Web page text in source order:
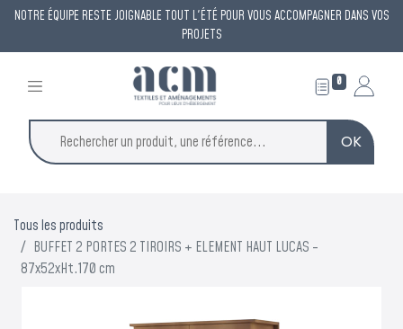
NOTRE ÉQUIPE RESTE JOIGNABLE TOUT L'ÉTÉ POUR VOUS ACCOMPAGNER DANS VOS
PROJETS
0
OK
Tous les produits
BUFFET 2 PORTES 2 TIROIRS + ELEMENT HAUT LUCAS -
87x52xHt.170 cm